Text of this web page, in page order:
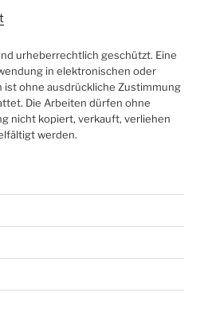
urheberrechtlich geschützt. Eine
in elektronischen oder
ohne ausdrückliche Zustimmung
Die Arbeiten dürfen ohne
nicht kopiert, verkauft, verliehen
werden.